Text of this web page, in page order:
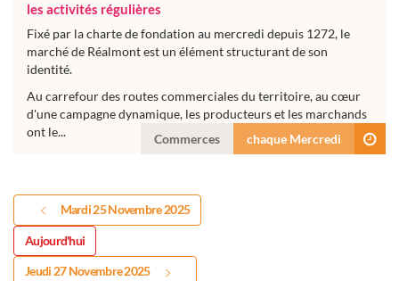
les activités régulières
Fixé par la charte de fondation au mercredi depuis 1272, le
marché de Réalmont est un élément structurant de son
identité.
Au carrefour des routes commerciales du territoire, au cœur
d'une campagne dynamique, les producteurs et les marchands
ont le...
Commerces chaque Mercredi
Mardi 25 Novembre 2025
Aujourd'hui
Jeudi 27 Novembre 2025